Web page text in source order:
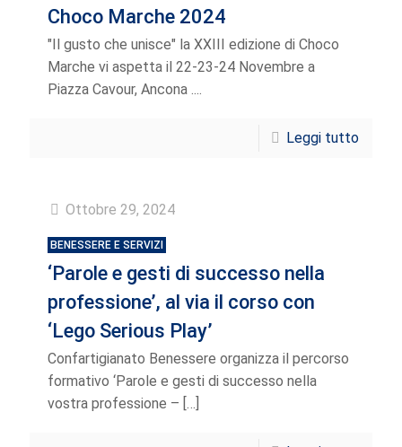
Choco Marche 2024
"Il gusto che unisce" la XXIII edizione di Choco
Marche vi aspetta il 22-23-24 Novembre a
Piazza Cavour, Ancona ....
Leggi tutto
Ottobre 29, 2024
BENESSERE E SERVIZI
‘Parole e gesti di successo nella
professione’, al via il corso con
‘Lego Serious Play’
Confartigianato Benessere organizza il percorso
formativo ‘Parole e gesti di successo nella
vostra professione – […]